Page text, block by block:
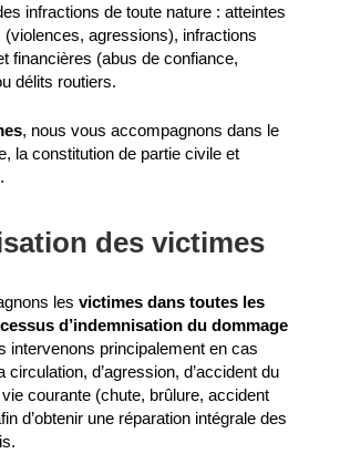
infractions de toute nature : atteintes
agressions), infractions
financières (abus de confiance,
délits routiers.
, nous vous accompagnons dans le
la constitution de partie civile et
des victimes
les victimes dans toutes les
d’indemnisation du dommage
intervenons principalement en cas
circulation, d’agression, d’accident du
courante (chute, brûlure, accident
d’obtenir une réparation intégrale des